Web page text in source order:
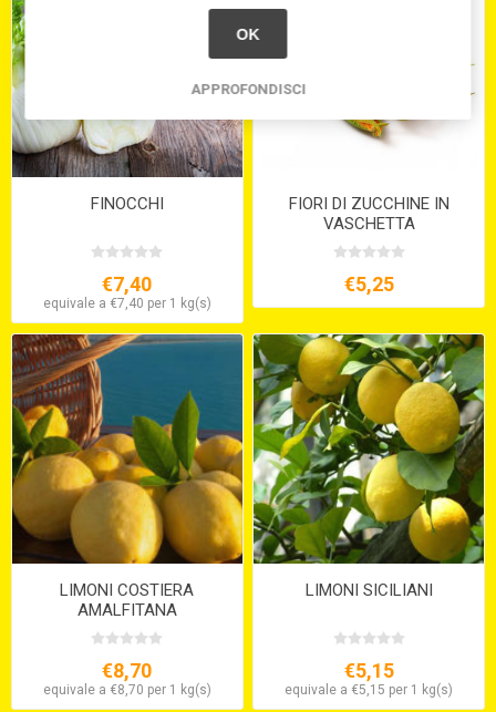
FINOCCHI
€7,40
equivale a €7,40 per 1 kg(s)
FIORI DI ZUCCHINE IN
VASCHETTA
€5,25
LIMONI COSTIERA
AMALFITANA
€8,70
equivale a €8,70 per 1 kg(s)
LIMONI SICILIANI
€5,15
equivale a €5,15 per 1 kg(s)
OK
APPROFONDISCI